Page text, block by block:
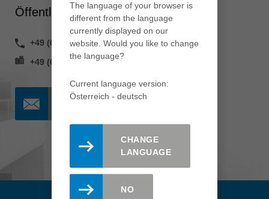
Öffentlichkeitsarbeit
+49 (0) 7364 950 204
+49 (0) 7364 950 662
The language of your browser is
different from the language
currently displayed on our
website. Would you like to change
the language?
Current language version:
Österreich - deutsch
CHANGE
LANGUAGE
NO